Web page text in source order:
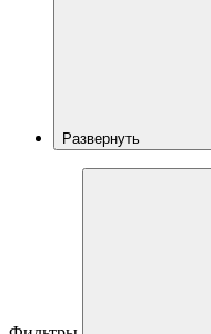
Развернуть